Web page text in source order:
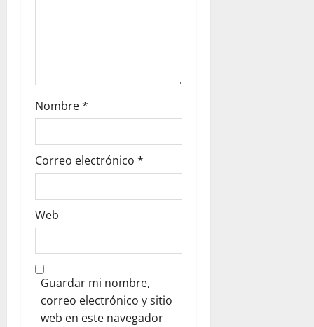
Nombre*
Correo electrónico *
Web
Guardar mi nombre,
correo electrónico y sitio
web en este navegador